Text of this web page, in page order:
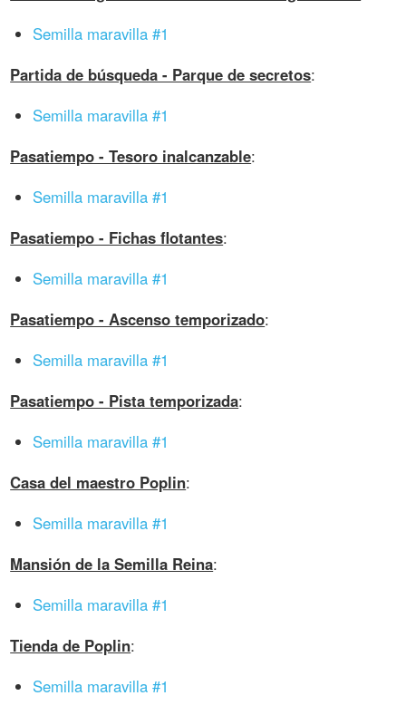
Semilla maravilla #1
Partida de búsqueda - Parque de secretos:
Semilla maravilla #1
Pasatiempo - Tesoro inalcanzable:
Semilla maravilla #1
Pasatiempo - Fichas flotantes:
Semilla maravilla #1
Pasatiempo - Ascenso temporizado:
Semilla maravilla #1
Pasatiempo - Pista temporizada:
Semilla maravilla #1
Casa del maestro Poplin:
Semilla maravilla #1
Mansión de la Semilla Reina:
Semilla maravilla #1
Tienda de Poplin:
Semilla maravilla #1